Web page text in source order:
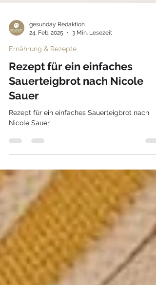
gesunday Redaktion
24. Feb. 2025
Ernährung & Rezepte
Rezept für ein einfaches
Sauerteigbrot nach Nicole
Sauer
Nicole Sauer